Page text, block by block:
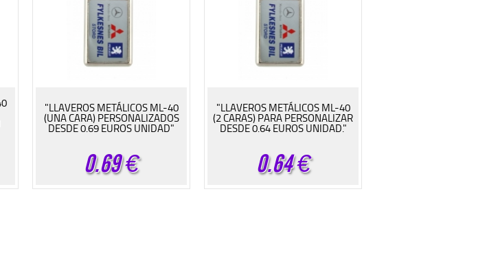
"LLAVEROS METÁLICOS ML-40
(UNA CARA) PERSONALIZADOS
DESDE 0.69 EUROS UNIDAD"
0.69€
"LLAVEROS METÁLICOS ML-40
(2 CARAS) PARA PERSONALIZAR
DESDE 0.64 EUROS UNIDAD."
0.64€